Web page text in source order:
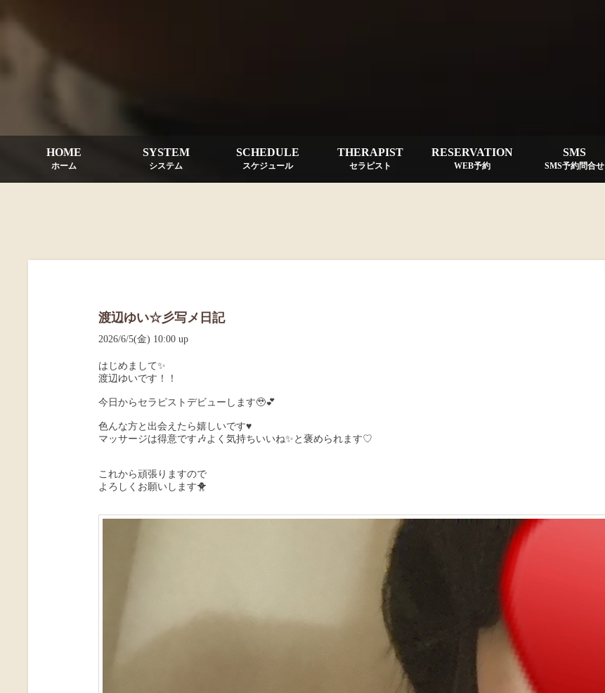
HOME
ホーム
SYSTEM
システム
SCHEDULE
スケジュール
THERAPIST
セラピスト
RESERVATION
WEB予約
SMS
SMS予約問合せ
渡辺ゆい☆彡写メ日記
2026/6/5(金) 10:00 up
はじめまして✨️
渡辺ゆいです！！
今日からセラピストデビューします🥹💕
色んな方と出会えたら嬉しいです♥️
マッサージは得意です🎶よく気持ちいいね✨️と褒められます♡
これから頑張りますので
よろしくお願いします🐥